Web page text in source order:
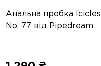
Анальна пробка Icicles
No. 77 від Pipedream